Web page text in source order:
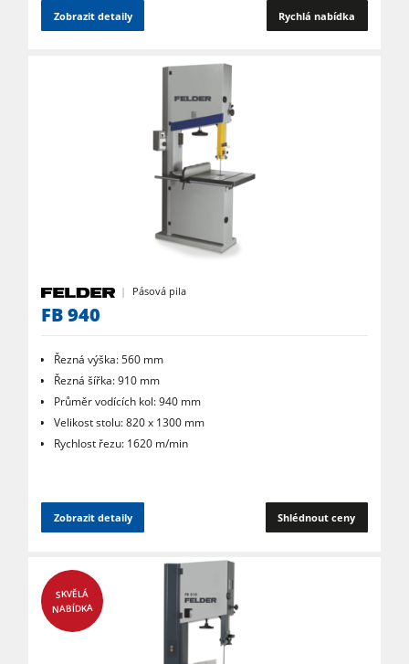
Zobrazit detaily Rychlá nabídka
Pásová pila
FB 940
Řezná výška: 560 mm
Řezná šířka: 910 mm
Průměr vodících kol: 940 mm
Velikost stolu: 820 x 1300 mm
Rychlost řezu: 1620 m/min
Zobrazit detaily Shlédnout ceny
SKVĚLÁ
NABÍDKA